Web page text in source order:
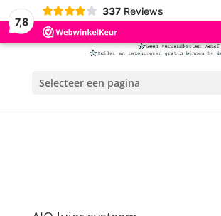
7,8
337 Reviews
Selecteer een pagina